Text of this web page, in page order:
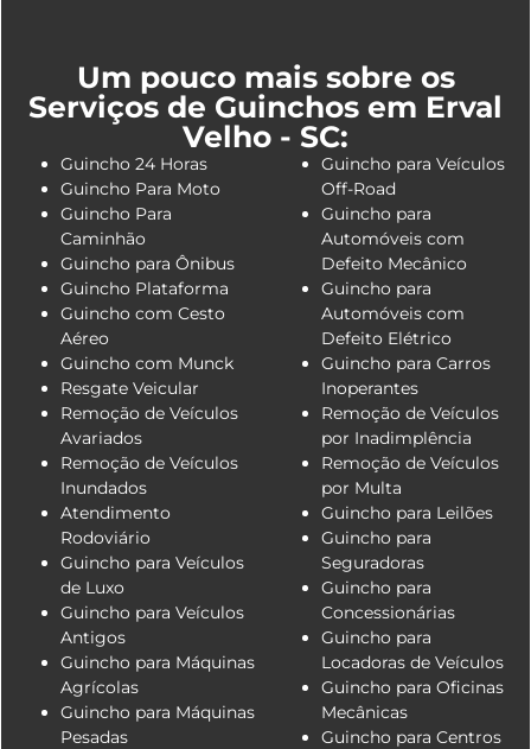
Um pouco mais sobre os
Serviços de Guinchos em Erval
Velho - SC:
Guincho 24 Horas
Guincho Para Moto
Guincho Para
Caminhão
Guincho para Ônibus
Guincho Plataforma
Guincho com Cesto
Aéreo
Guincho com Munck
Resgate Veicular
Remoção de Veículos
Avariados
Remoção de Veículos
Inundados
Atendimento
Rodoviário
Guincho para Veículos
de Luxo
Guincho para Veículos
Antigos
Guincho para Máquinas
Agrícolas
Guincho para Máquinas
Pesadas
Guincho para Veículos
Off-Road
Guincho para
Automóveis com
Defeito Mecânico
Guincho para
Automóveis com
Defeito Elétrico
Guincho para Carros
Inoperantes
Remoção de Veículos
por Inadimplência
Remoção de Veículos
por Multa
Guincho para Leilões
Guincho para
Seguradoras
Guincho para
Concessionárias
Guincho para
Locadoras de Veículos
Guincho para Oficinas
Mecânicas
Guincho para Centros